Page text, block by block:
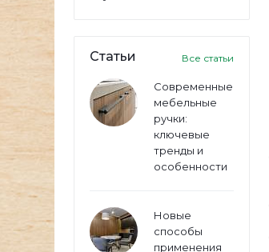
Статьи Все статьи
Современные
мебельные
ручки:
ключевые
тренды и
особенности
Новые
способы
применения